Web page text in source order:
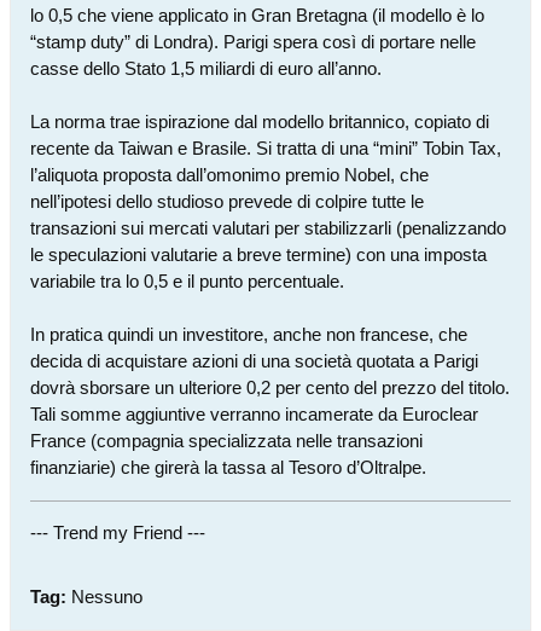
lo 0,5 che viene applicato in Gran Bretagna (il modello è lo
“stamp duty” di Londra). Parigi spera così di portare nelle
casse dello Stato 1,5 miliardi di euro all’anno.
La norma trae ispirazione dal modello britannico, copiato di
recente da Taiwan e Brasile. Si tratta di una “mini” Tobin Tax,
l’aliquota proposta dall’omonimo premio Nobel, che
nell’ipotesi dello studioso prevede di colpire tutte le
transazioni sui mercati valutari per stabilizzarli (penalizzando
le speculazioni valutarie a breve termine) con una imposta
variabile tra lo 0,5 e il punto percentuale.
In pratica quindi un investitore, anche non francese, che
decida di acquistare azioni di una società quotata a Parigi
dovrà sborsare un ulteriore 0,2 per cento del prezzo del titolo.
Tali somme aggiuntive verranno incamerate da Euroclear
France (compagnia specializzata nelle transazioni
finanziarie) che girerà la tassa al Tesoro d’Oltralpe.
--- Trend my Friend ---
Tag: Nessuno